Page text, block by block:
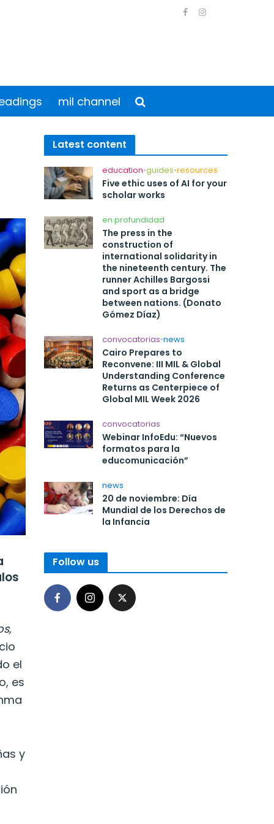
mil channel
el
es
y
Latest content
education•guides•resources
Five ethic uses of AI for your
scholar works
en profundidad
The press in the
construction of
international solidarity in
the nineteenth century. The
runner Achilles Bargossi
and sport as a bridge
between nations. (Donato
Gómez Díaz)
convocatorias•news
Cairo Prepares to
Reconvene: III MIL & Global
Understanding Conference
Returns as Centerpiece of
Global MIL Week 2026
convocatorias
Webinar InfoEdu: “Nuevos
formatos para la
educomunicación”
news
20 de noviembre: Día
Mundial de los Derechos de
la Infancia
Follow us